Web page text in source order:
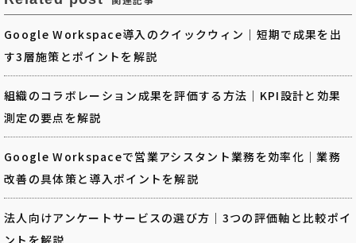
Google Workspace導入のクイックウィン｜短期で成果を出
す3層施策とポイントを解説
組織のコラボレーション成果を評価する方法｜KPI設計と効果
測定の要点を解説
Google Workspaceで営業アシスタント業務を効率化｜業務
改善の具体策と導入ポイントを解説
法人向けアンケートサービスの選び方｜3つの評価軸と比較ポイ
ントを解説